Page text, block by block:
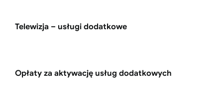
Telewizja – usługi dodatkowe
Opłaty za aktywację usług dodatkowych